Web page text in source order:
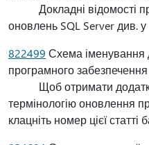
Докладні відомості
оновлень SQL Server див.
822499 Схема іменування
програмного
Щоб отримати
термінологію оновлення
клацніть номер цієї